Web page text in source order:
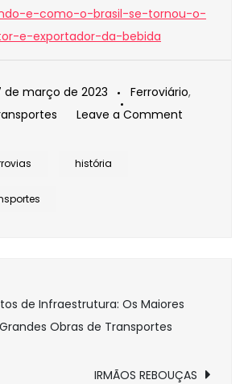
e-como-o-brasil-se-tornou-o-
e-exportador-da-bebida
de março de 2023 Ferroviário,
Leave a Comment
história
de Infraestrutura: Os Maiores
Obras de Transportes
IRMÃOS REBOUÇAS